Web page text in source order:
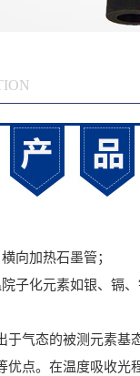
向加热石墨管；
化元素如银、镉、
态的被测元素基
点。在温度吸收